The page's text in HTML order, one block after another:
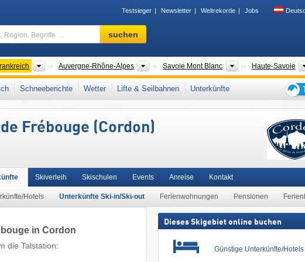
Testsieger Newsletter Weltrekorde Jobs
Skigebiet,
Region,
…
suchen
LänderAuvergne-Rhône-Alpes Neue Regionen
Savoie Mont Blanc Tourismusregionen
Haute-Savoie
Evasion Mont-Blanc Savoyer Voralpen, Nördliche Französische Alpen
Alpen Europäische Union
Schneeberichte Wetter Lifte & Seilbahnen
Unterkünfte
den
Frébouge (Cordon)
Hotels Unterkünfte Ski-in/Ski-out Ferienwohnungen Pensionen
Skiverleih Skischulen Events Anreise Kontakt
in Cordon
die Talstation:
Dieses Skigebiet online buchen
Günstige Unterkünfte/Hotels